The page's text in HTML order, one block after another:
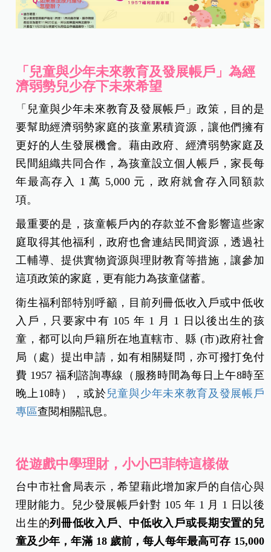
「兒童與少年未來教育及發展帳戶」為經
濟弱勢兒少存下未來希望
「兒童與少年未來教育及發展帳戶」政策，目的是
要幫助經濟弱勢家庭的孩童累積資源，讓他們擁有
更好的人生發展機會。藉由政府、經濟弱勢家庭及
民間組織共同合作，為孩童設立個人帳戶，家長每
年最高存入 1 萬 5,000 元，政府就會存入同額款
項。
最重要的是，孩童帳戶內的存款並不會影響這些家
庭取得其他福利，政府也會連結民間資源，透過社
工輔導、提供實物資源與理財教育等措施，讓參加
這項政策的家庭，更有能力為孩童儲蓄。
衛生福利部特別呼籲，目前列冊低收入戶或中低收
入戶，只要家中有 105 年 1 月 1 日以後出生的孩
童，都可以向戶籍所在地直轄市、縣 (市)政府社會
局（處）提出申請，如有相關疑問，亦可撥打免付
費 1957 福利諮詢專線（服務時間為每日上午8時至
晚上10時），或於兒童與少年未來教育及發展帳戶
專區查閱相關訊息。
從遊戲中學理財，小小巴菲特這樣做
台中市社會局表示，希望藉此增加家戶的自信心與
理財能力。兒少發展帳戶針對 105 年 1 月 1 日以後
出生的列冊低收入戶、中低收入戶或長期安置的兒
童及少年，年滿 18 歲前，每人每年最高可存 15,000